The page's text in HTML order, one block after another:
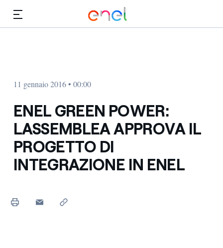
11 gennaio 2016 • 00:00
ENEL GREEN POWER:
LASSEMBLEA APPROVA IL
PROGETTO DI
INTEGRAZIONE IN ENEL